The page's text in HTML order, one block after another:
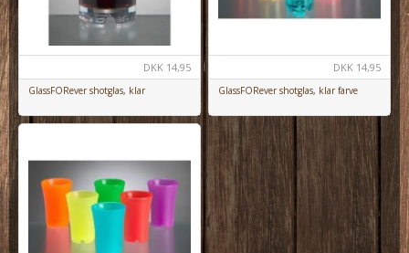
DKK 14,95
GlassFORever shotglas, klar
DKK 14,95
GlassFORever shotglas, klar farve